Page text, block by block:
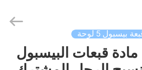
بيسبول 5 لوحة
قبعات البيسبول